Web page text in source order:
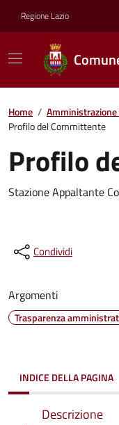
Regione Lazio
Home /
Profilo del Committente
Profilo
Stazione Appaltante
Condividi
Argomenti
Trasparenza
INDICE DELLA PAGINA
Descrizione